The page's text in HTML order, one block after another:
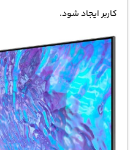
کاربر ایجاد شود.